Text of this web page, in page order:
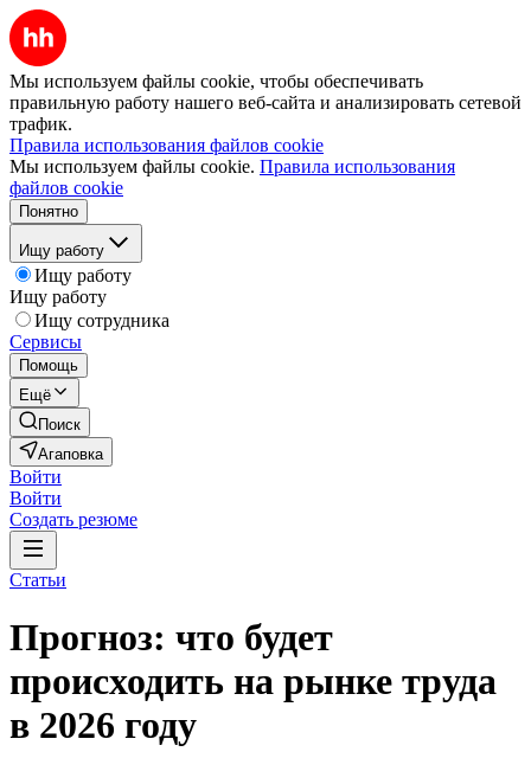
Мы используем файлы cookie, чтобы обеспечивать
правильную работу нашего веб-сайта и анализировать сетевой
трафик.
Правила использования файлов cookie
Мы используем файлы cookie. Правила использования
файлов cookie
Понятно
Ищу работу
Ищу работу
Ищу работу
Ищу сотрудника
Сервисы
Помощь
Ещё
Поиск
Агаповка
Войти
Войти
Создать резюме
Статьи
Прогноз: что будет
происходить на рынке труда
в 2026 году